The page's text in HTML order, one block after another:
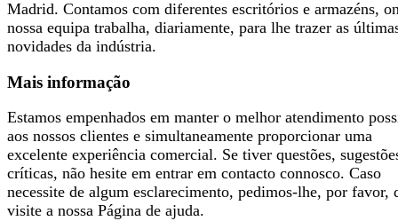
Madrid. Contamos com diferentes escritórios e armazéns,
nossa equipa trabalha, diariamente, para lhe trazer as
novidades da indústria.
Mais informação
Estamos empenhados em manter o melhor atendimento
aos nossos clientes e simultaneamente proporcionar uma
excelente experiência comercial. Se tiver questões,
críticas, não hesite em entrar em contacto connosco. Caso
necessite de algum esclarecimento, pedimos-lhe, por favor,
visite a nossa Página de ajuda.